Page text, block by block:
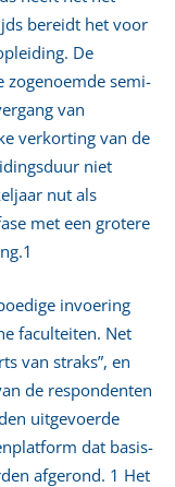
bereidt het voor
De
zogenoemde semi-
van
verkorting van de
niet
nut als
met een grotere
invoering
faculteiten. Net
van straks”, en
de respondenten
uitgevoerde
dat basis-
afgerond. 1 Het